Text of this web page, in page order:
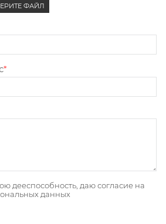
ФАЙЛ
дееспособность, даюсогласие на
данных